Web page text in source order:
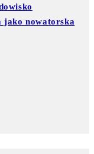
jako nowatorska